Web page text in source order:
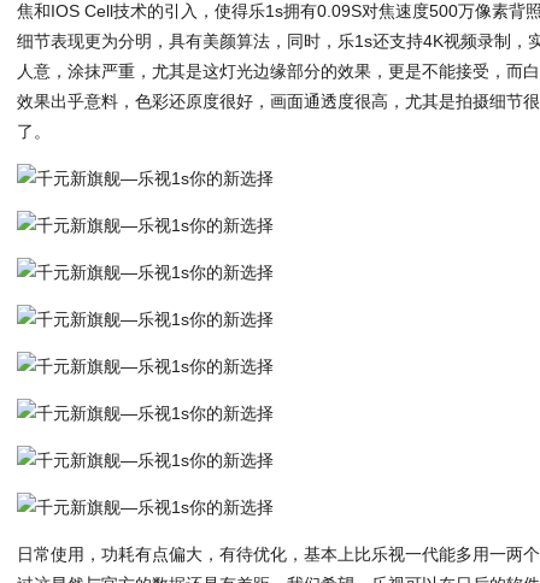
焦和IOS Cell技术的引入，使得乐1s拥有0.09S对焦速度500万像素背
细节表现更为分明，具有美颜算法，同时，乐1s还支持4K视频录制，
人意，涂抹严重，尤其是这灯光边缘部分的效果，更是不能接受，而
效果出乎意料，色彩还原度很好，画面通透度很高，尤其是拍摄细节
了。
日常使用，功耗有点偏大，有待优化，基本上比乐视一代能多用一两